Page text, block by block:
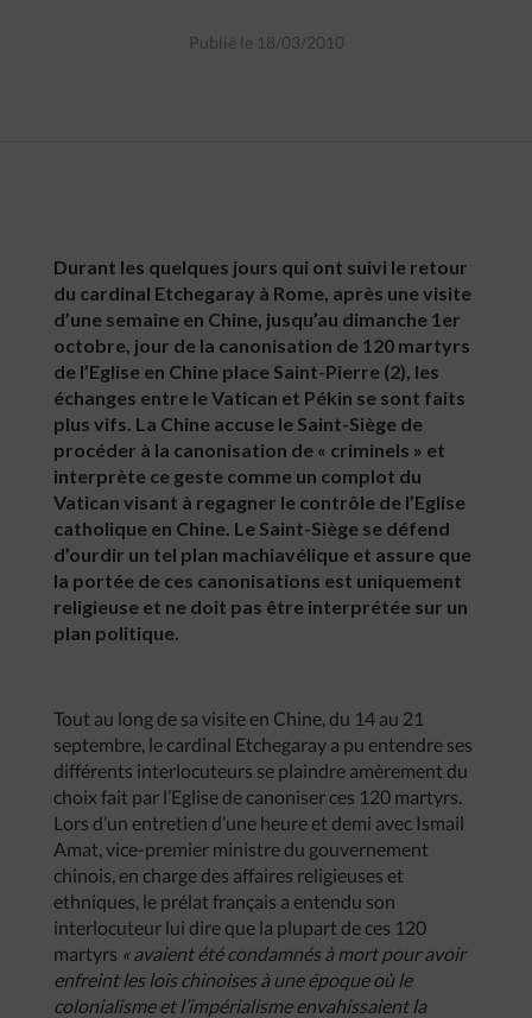
Publié le 18/03/2010
Durant les quelques jours qui ont suivi le retour
du cardinal Etchegaray à Rome, après une visite
d’une semaine en Chine, jusqu’au dimanche 1er
octobre, jour de la canonisation de 120 martyrs
de l’Eglise en Chine place Saint-Pierre (2), les
échanges entre le Vatican et Pékin se sont faits
plus vifs. La Chine accuse le Saint-Siège de
procéder à la canonisation de « criminels » et
interprète ce geste comme un complot du
Vatican visant à regagner le contrôle de l’Eglise
catholique en Chine. Le Saint-Siège se défend
d’ourdir un tel plan machiavélique et assure que
la portée de ces canonisations est uniquement
religieuse et ne doit pas être interprétée sur un
plan politique.
Tout au long de sa visite en Chine, du 14 au 21
septembre, le cardinal Etchegaray a pu entendre ses
différents interlocuteurs se plaindre amèrement du
choix fait par l’Eglise de canoniser ces 120 martyrs.
Lors d’un entretien d’une heure et demi avec Ismail
Amat, vice-premier ministre du gouvernement
chinois, en charge des affaires religieuses et
ethniques, le prélat français a entendu son
interlocuteur lui dire que la plupart de ces 120
martyrs « avaient été condamnés à mort pour avoir
enfreint les lois chinoises à une époque où le
colonialisme et l’impérialisme envahissaient la